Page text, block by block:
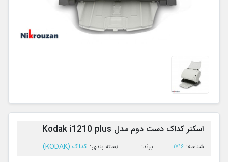
اسکنر کداک دست دوم مدل Kodak i1210 plus
ﺷﻨﺎﺳﻪ: 1716 ﺑﺮﻧﺪ: ﺩﺳﺘﻪ ﺑﻨﺪی: کداک (KODAK)